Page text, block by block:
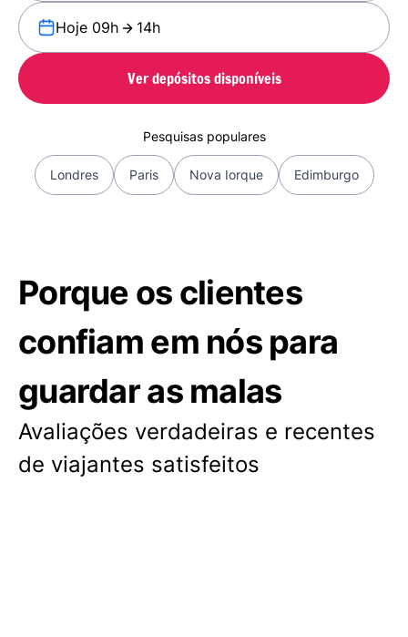
Hoje 09h 14h
Ver depósitos disponíveis
Pesquisas populares
Londres Paris Nova Iorque Edimburgo
Porque os clientes
confiam em nós para
guardar as malas
Avaliações verdadeiras e recentes
de viajantes satisfeitos